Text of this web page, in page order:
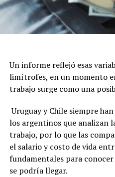
Un informe reflejó esas
limítrofes, en un momento
trabajo surge como una
Uruguay y Chile siempre
los argentinos que analizan
trabajo, por lo que las
el salario y costo de vida
fundamentales para
se podría llegar.